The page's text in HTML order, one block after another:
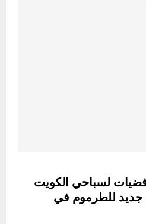
لسباحي الكويت
جديد للطرموم في